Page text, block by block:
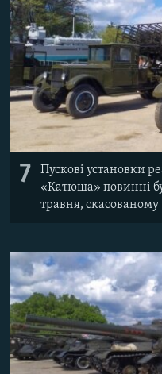
7
Пускові установки
«Катюша» повинні
травня,